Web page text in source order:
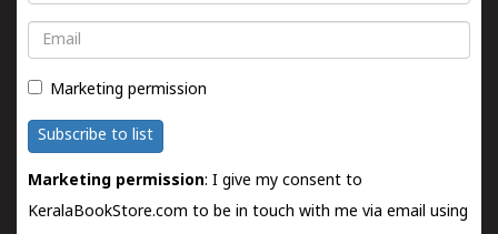
Email
Marketing permission
Subscribe to list
Marketing permission: I give my consent to
KeralaBookStore.com to be in touch with me via email using